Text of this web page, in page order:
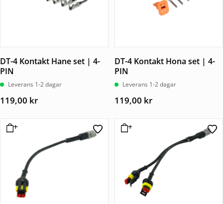
DT-4 Kontakt Hane set | 4-
PIN
Leverans 1-2 dagar
119,00 kr
DT-4 Kontakt Hona set | 4-
PIN
Leverans 1-2 dagar
119,00 kr